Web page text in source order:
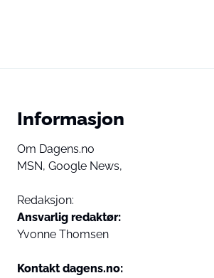
Informasjon
Om Dagens.no
MSN, Google News,
Redaksjon:
Ansvarlig redaktør:
Yvonne Thomsen
Kontakt dagens.no: